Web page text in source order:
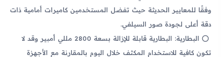
وفقًا للمعايير الحديثة حيث تفضل المستخدمين كاميرات أمامية ذات
دقة أعلى لجودة صور السيلفي.
البطارية: البطارية قابلة للإزالة بسعة 2800 مللي أمبير وقد لا
تكون كافية للاستخدام المكثف خلال اليوم بالمقارنة مع الأجهزة